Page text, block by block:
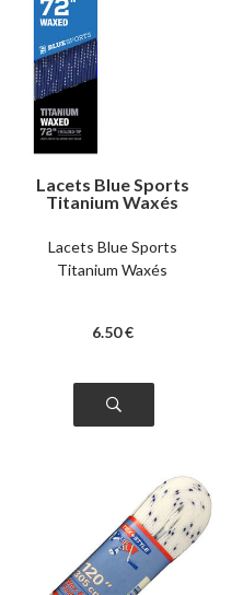
Lacets Blue Sports
Titanium Waxés
Lacets Blue Sports
Titanium Waxés
6.50 €